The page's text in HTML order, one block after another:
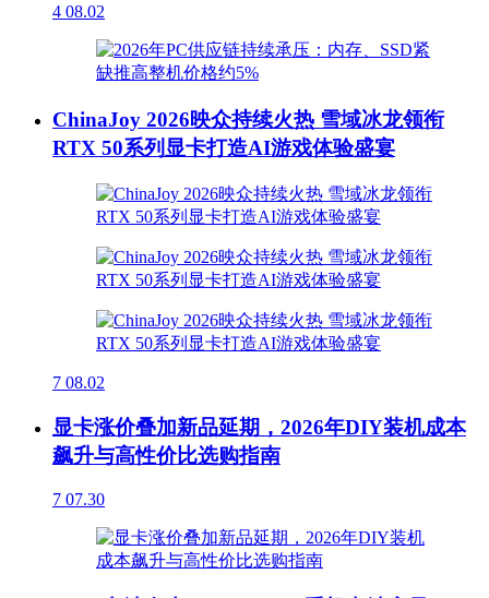
4 08.02
ChinaJoy 2026映众持续火热 雪域冰龙领衔
RTX 50系列显卡打造AI游戏体验盛宴
7 08.02
显卡涨价叠加新品延期，2026年DIY装机成本
飙升与高性价比选购指南
7 07.30